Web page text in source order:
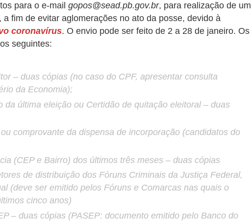
para o e-mail gopos@sead.pb.gov.br, para realização de um
fim de evitar aglomerações no ato da posse, devido à
coronavírus. O envio pode ser feito de 2 a 28 de janeiro. Os
seguintes:
– duas cópias (no caso do CPF, apresentar consulta
da Economia);
da última eleição ou Certidão de quitação eleitoral – duas
comprovante da dispensa de incorporação (candidatos do
(CEP e Bairro) dos últimos três meses – duas cópias
de distribuição dos Fóruns Criminais da Justiça Federal,
(deve ser emitido pelos Fóruns e Comarcas nas quais o
cinco anos)
– duas cópias (PASEP: documento emitido pelo Banco do